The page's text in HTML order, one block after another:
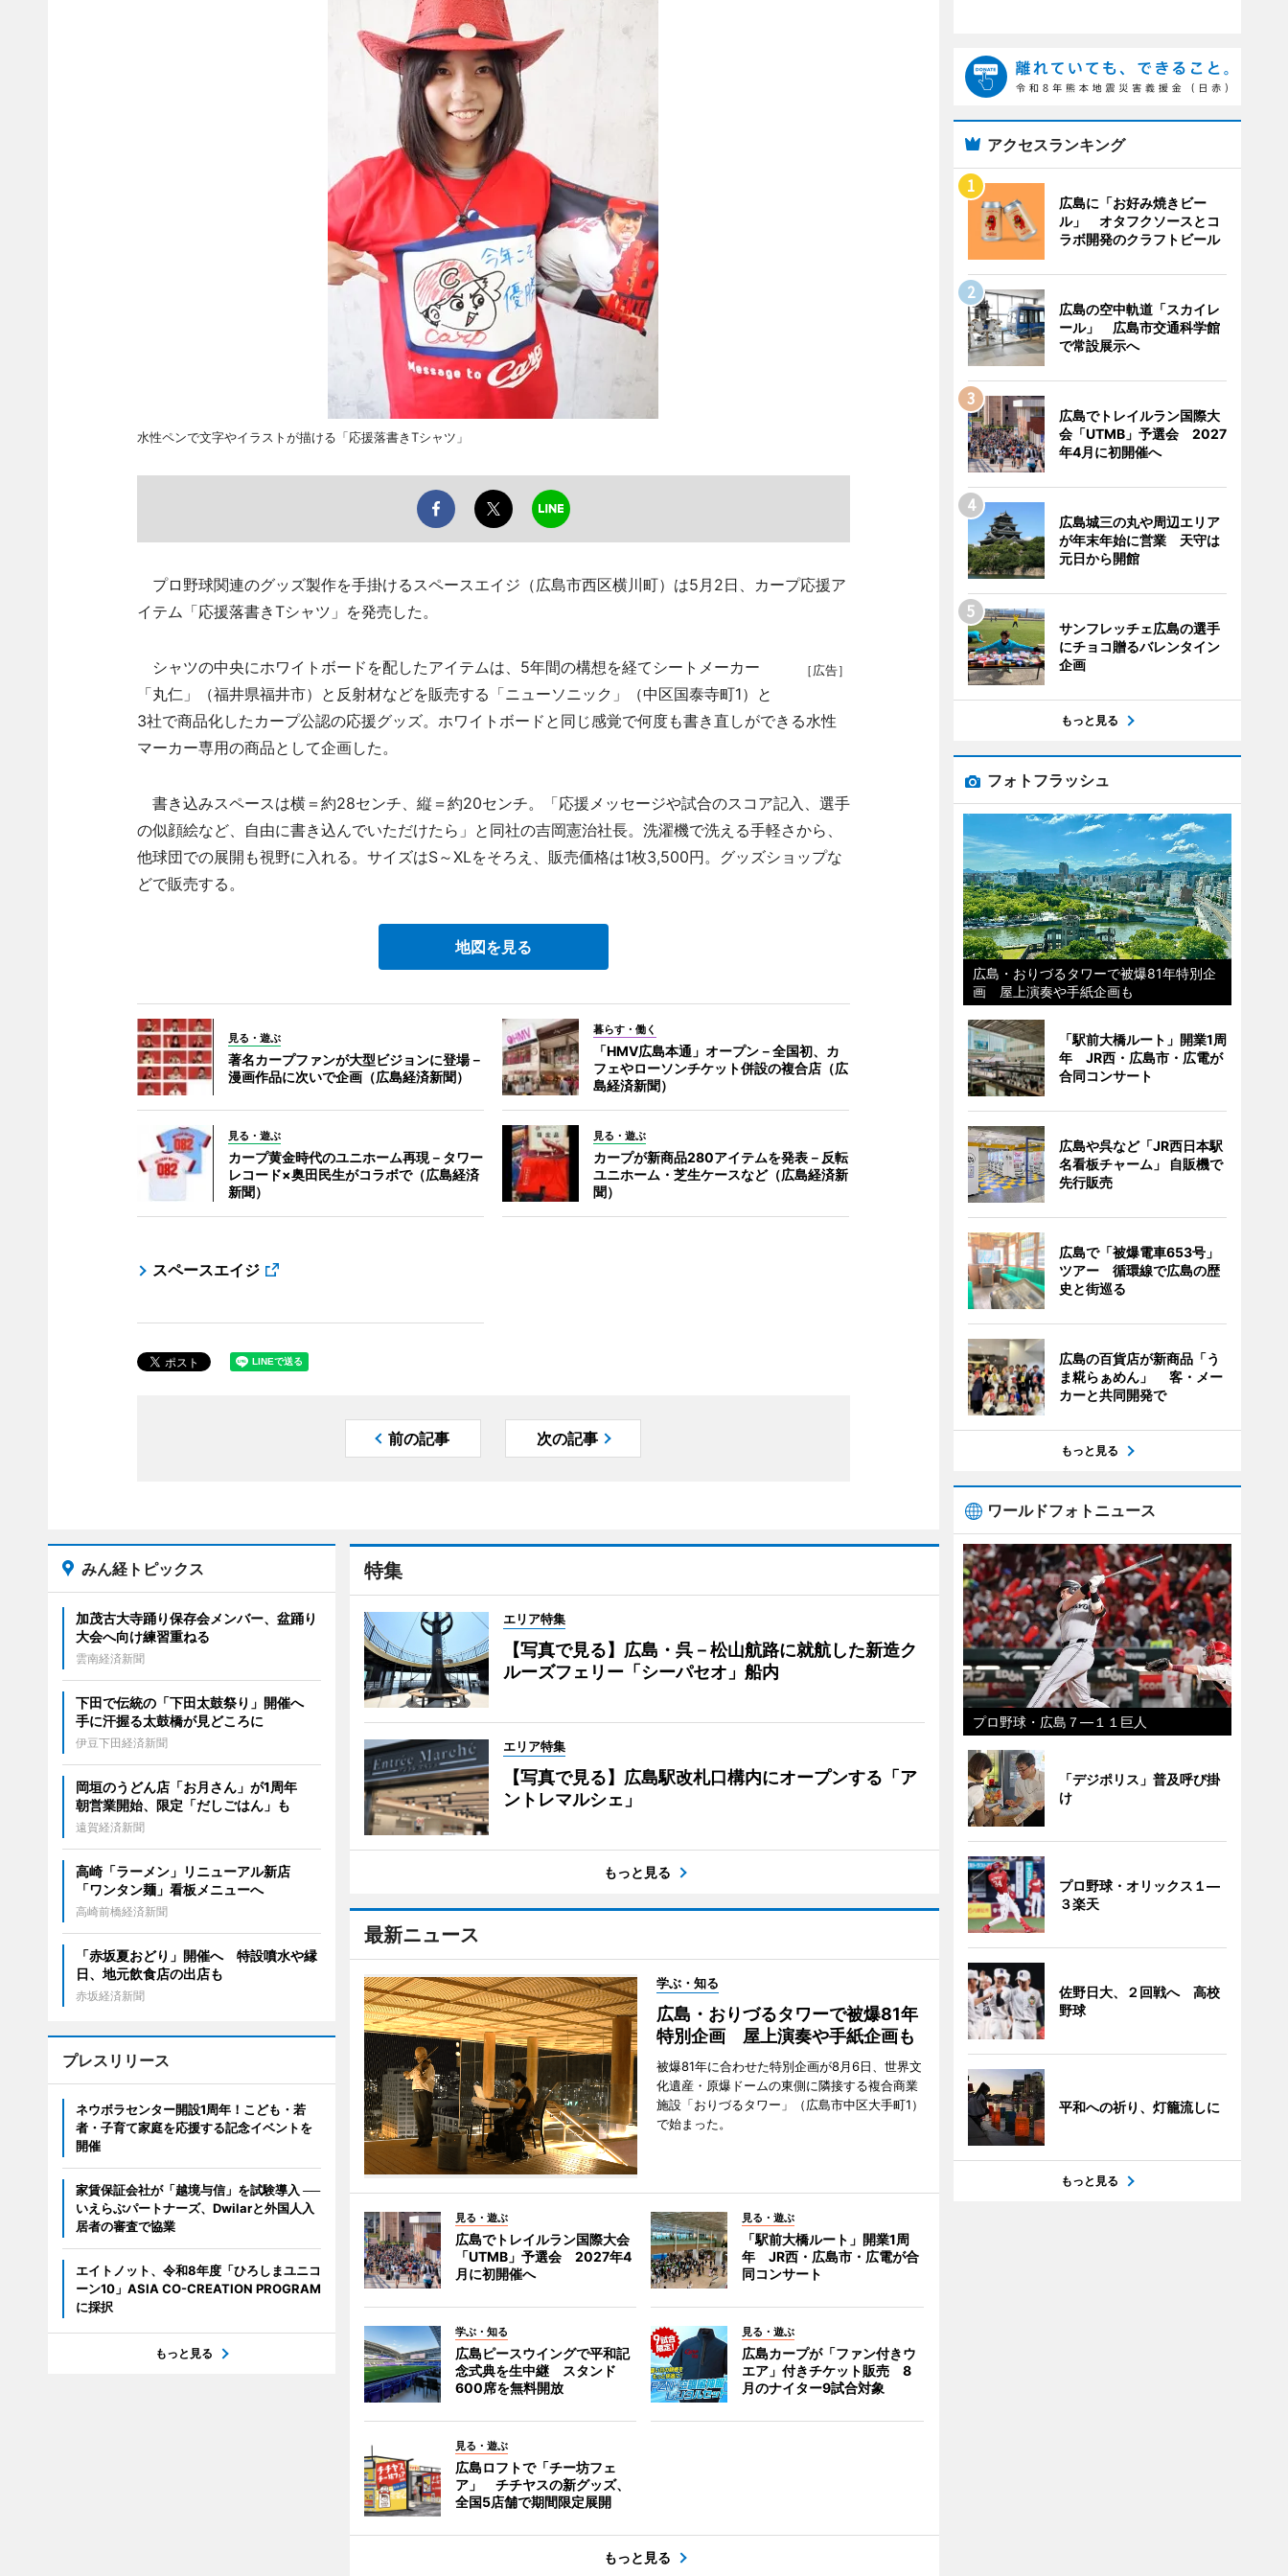
水性ペンで文字やイラストが描ける「応援落書きTシャツ」
プロ野球関連のグッズ製作を手掛けるスペースエイジ（広島市西区横川町）は5月2日、カープ応援ア
イテム「応援落書きTシャツ」を発売した。
［広告］
シャツの中央にホワイトボードを配したアイテムは、5年間の構想を経てシートメーカー
「丸仁」（福井県福井市）と反射材などを販売する「ニューソニック」（中区国泰寺町1）と
3社で商品化したカープ公認の応援グッズ。ホワイトボードと同じ感覚で何度も書き直しができる水性
マーカー専用の商品として企画した。
書き込みスペースは横＝約28センチ、縦＝約20センチ。「応援メッセージや試合のスコア記入、選手
の似顔絵など、自由に書き込んでいただけたら」と同社の吉岡憲治社長。洗濯機で洗える手軽さから、
他球団での展開も視野に入れる。サイズはS～XLをそろえ、販売価格は1枚3,500円。グッズショップな
どで販売する。
地図を見る
見る・遊ぶ
著名カープファンが大型ビジョンに登場－
漫画作品に次いで企画（広島経済新聞）
暮らす・働く
「HMV広島本通」オープン－全国初、カ
フェやローソンチケット併設の複合店（広
島経済新聞）
見る・遊ぶ
カープ黄金時代のユニホーム再現－タワー
レコード×奥田民生がコラボで（広島経済
新聞）
見る・遊ぶ
カープが新商品280アイテムを発表－反転
ユニホーム・芝生ケースなど（広島経済新
聞）
スペースエイジ
前の記事 次の記事
特集
エリア特集
【写真で見る】広島・呉－松山航路に就航した新造ク
ルーズフェリー「シーパセオ」船内
エリア特集
【写真で見る】広島駅改札口構内にオープンする「ア
ントレマルシェ」
もっと見る
最新ニュース
学ぶ・知る
広島・おりづるタワーで被爆81年
特別企画 屋上演奏や手紙企画も
被爆81年に合わせた特別企画が8月6日、世界文
化遺産・原爆ドームの東側に隣接する複合商業
施設「おりづるタワー」（広島市中区大手町1）
で始まった。
見る・遊ぶ
広島でトレイルラン国際大会
「UTMB」予選会 2027年4
月に初開催へ
見る・遊ぶ
「駅前大橋ルート」開業1周
年 JR西・広島市・広電が合
同コンサート
学ぶ・知る
広島ピースウイングで平和記
念式典を生中継 スタンド
600席を無料開放
見る・遊ぶ
広島カープが「ファン付きウ
エア」付きチケット販売 8
月のナイター9試合対象
見る・遊ぶ
広島ロフトで「チー坊フェ
ア」 チチヤスの新グッズ、
全国5店舗で期間限定展開
もっと見る
みん経トピックス
加茂古大寺踊り保存会メンバー、盆踊り
大会へ向け練習重ねる
雲南経済新聞
下田で伝統の「下田太鼓祭り」開催へ
手に汗握る太鼓橋が見どころに
伊豆下田経済新聞
岡垣のうどん店「お月さん」が1周年
朝営業開始、限定「だしごはん」も
遠賀経済新聞
高崎「ラーメン」リニューアル新店
「ワンタン麺」看板メニューへ
高崎前橋経済新聞
「赤坂夏おどり」開催へ 特設噴水や縁
日、地元飲食店の出店も
赤坂経済新聞
プレスリリース
ネウボラセンター開設1周年！こども・若
者・子育て家庭を応援する記念イベントを
開催
家賃保証会社が「越境与信」を試験導入 ──
いえらぶパートナーズ、Dwilarと外国人入
居者の審査で協業
エイトノット、令和8年度「ひろしまユニコ
ーン10」ASIA CO-CREATION PROGRAM
に採択
もっと見る
アクセスランキング
広島に「お好み焼きビー
ル」 オタフクソースとコ
ラボ開発のクラフトビール
広島の空中軌道「スカイレ
ール」 広島市交通科学館
で常設展示へ
広島でトレイルラン国際大
会「UTMB」予選会 2027
年4月に初開催へ
広島城三の丸や周辺エリア
が年末年始に営業 天守は
元日から開館
サンフレッチェ広島の選手
にチョコ贈るバレンタイン
企画
もっと見る
フォトフラッシュ
広島・おりづるタワーで被爆81年特別企
画 屋上演奏や手紙企画も
「駅前大橋ルート」開業1周
年 JR西・広島市・広電が
合同コンサート
広島や呉など「JR西日本駅
名看板チャーム」 自販機で
先行販売
広島で「被爆電車653号」
ツアー 循環線で広島の歴
史と街巡る
広島の百貨店が新商品「う
ま糀らぁめん」 客・メー
カーと共同開発で
もっと見る
ワールドフォトニュース
プロ野球・広島７―１１巨人
「デジポリス」普及呼び掛
け
プロ野球・オリックス１―
３楽天
佐野日大、２回戦へ 高校
野球
平和への祈り、灯籠流しに
もっと見る